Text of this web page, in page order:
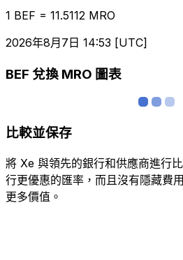
1 BEF = 11.5112 MRO
2026年8月7日 14:53 [UTC]
BEF 兌換 MRO 圖表
比較並保存
將 Xe 與領先的銀行和供應商進行
行更優惠的匯率，而且沒有隱藏費
更多價值。